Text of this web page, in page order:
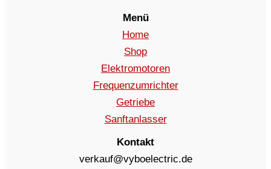
Menü
Home
Shop
Elektromotoren
Frequenzumrichter
Getriebe
Sanftanlasser
Kontakt
verkauf@vyboelectric.de